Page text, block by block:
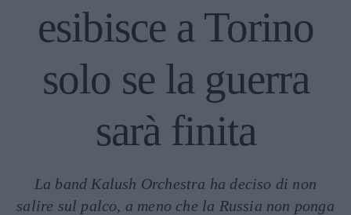
esibisce a Torino
solo se la guerra
sarà finita
La band Kalush Orchestra ha deciso di non
salire sul palco, a meno che la Russia non ponga